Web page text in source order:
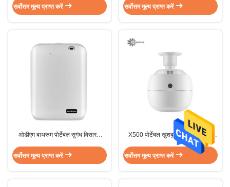
सर्वोत्तम मूल्य प्राप्त करें
सीई
सर्वोत्तम मूल्य प्राप्त करें
ओडीएम बाथरूम पोर्टेबल सुगंध विसारक
सर्वोत्तम मूल्य प्राप्त करें
X500 पोर्टेबल खुशबू डिफ्यूज़र 270ml
अरोमा डिफ्यूज़र ऐप कंट्रोल
सर्वोत्तम मूल्य प्राप्त करें